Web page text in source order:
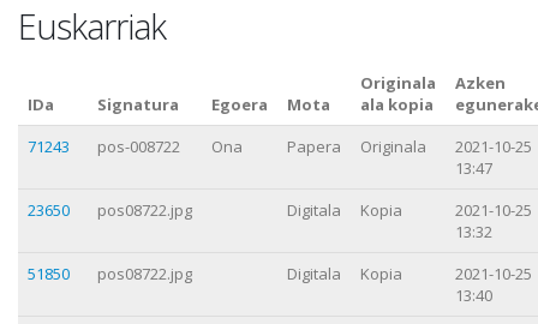
Euskarriak
IDa Signatura Egoera Mota
Originala
ala kopia
Azken
71243
pos-008722 Ona Papera Originala
2021-10-25
13:47
23650
pos08722.jpg Digitala Kopia
2021-10-25
13:32
51850
pos08722.jpg Digitala Kopia
2021-10-25
13:40